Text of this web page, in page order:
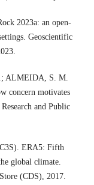
2023a: an open-
Geoscientific
ALMEIDA, S. M.
concern motivates
and Public
ERA5: Fifth
global climate.
(CDS), 2017.